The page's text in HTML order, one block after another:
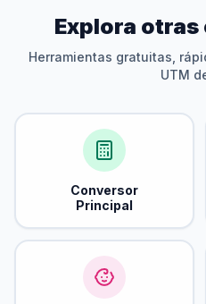
Explora
Herramientas gratuitas,
UTM
Conversor
Principal